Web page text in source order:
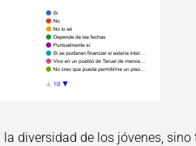
diversidad de los jóvenes,